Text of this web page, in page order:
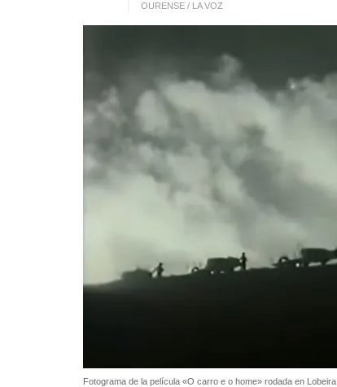
OURENSE / LA VOZ
Fotograma de la película «O carro e o home» rodada en Lobeira